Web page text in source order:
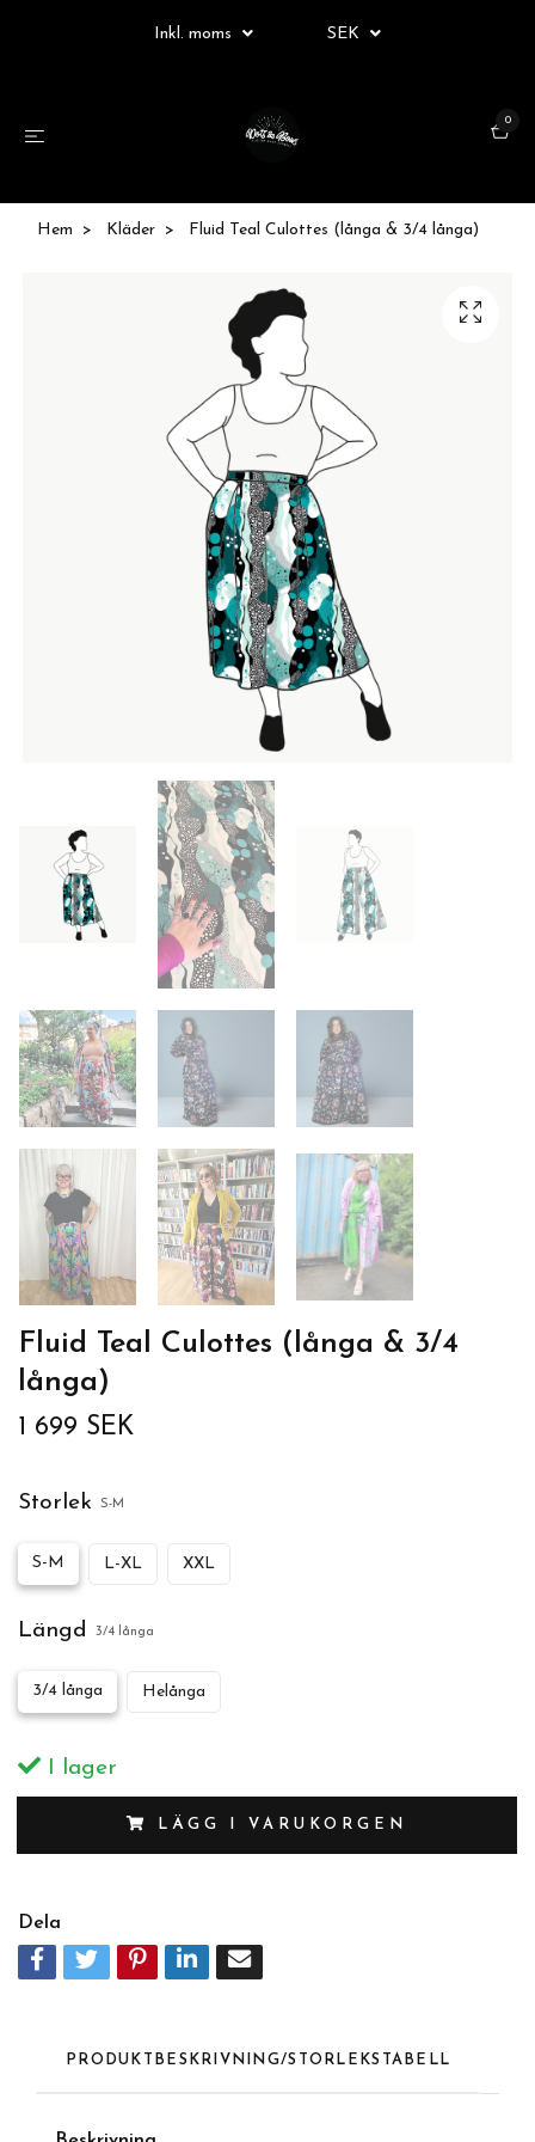
Inkl. moms SEK
0
Hem Kläder Fluid Teal Culottes (långa & 3/4 långa)
Fluid Teal Culottes (långa & 3/4
långa)
1 699 SEK
Storlek S-M
S-M L-XL XXL
Längd 3/4 långa
3/4 långa Helånga
I lager
LÄGG I VARUKORGEN
Dela
PRODUKTBESKRIVNING/STORLEKSTABELL